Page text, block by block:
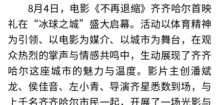
8月4日，电影《不再退缩》齐齐哈尔首映
礼在“冰球之城”盛大启幕。活动以体育精神
为引领、以电影为媒介、以城市为舞台，在观
众热烈的掌声与情感共鸣中，生动展现了齐齐
哈尔这座城市的魅力与温度。影片主创潘斌
龙、侯佳音、左小青、导演齐星悉数到场，与
上千名齐齐哈尔市民一起，开展了一场光影与